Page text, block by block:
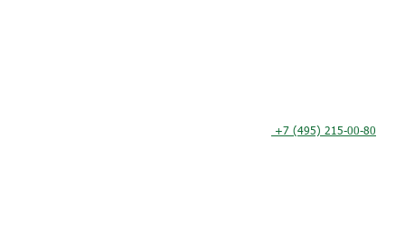
+7 (495) 215-00-80